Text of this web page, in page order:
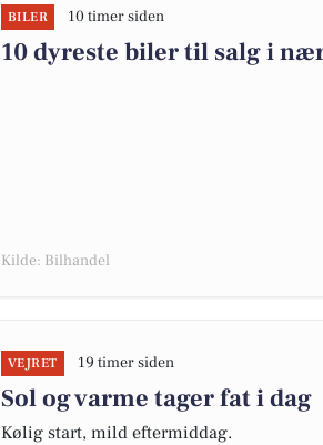
BILER 10 timer siden
10 dyreste biler til salg i
Kilde: Bilhandel
VEJRET 19 timer siden
Sol og varme tager fat i dag
Kølig start, mild eftermiddag.